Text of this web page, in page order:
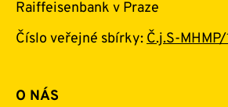
Raiffeisenbank v Praze
Číslo veřejné sbírky:Č.j.S-
O NÁS